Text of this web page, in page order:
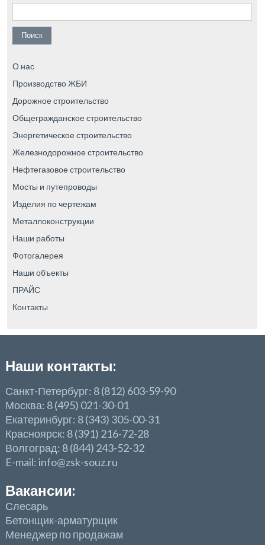
Найти:
О нас
Производство ЖБИ
Дорожное строительство
Общегражданское строительство
Энергетическое строительство
Железнодорожное строительство
Нефтегазовое строительство
Мосты и путепроводы
Изделия по чертежам
Металлоконструкции
Наши работы
Фотогалерея
Наши объекты
ПРАЙС
Контакты
Наши контакты:
Санкт-Петербург: 8 (812) 603-59-90
Москва: 8 (495) 021-30-01
Екатеринбург: 8 (343) 305-00-31
Красноярск: 8 (391) 216-72-28
Волгоград: 8 (844) 243-52-32
E-mail: info@zsk-souz.ru
Вакансии:
Слесарь
Бетонщик-арматурщик
Менеджер по продажам